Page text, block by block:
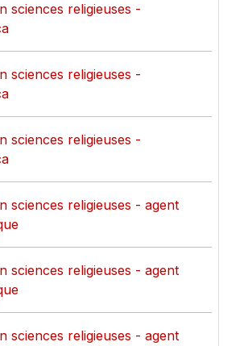
sciences religieuses -
sciences religieuses -
sciences religieuses -
sciences religieuses - agent
sciences religieuses - agent
sciences religieuses - agent